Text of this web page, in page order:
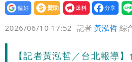
設為
贊助
我要
爆料
2026/06/10 17:52 記者黃泓哲 綜
【記者黃泓哲／台北報導